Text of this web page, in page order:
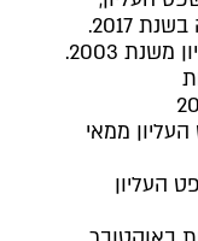
2017.
משנת 2003
.
ממאי
המשפט העליון